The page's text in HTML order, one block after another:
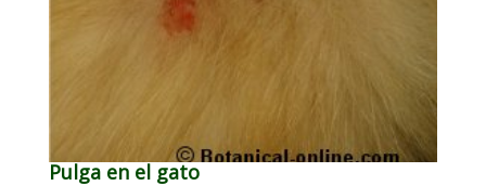
Pulga en el gato